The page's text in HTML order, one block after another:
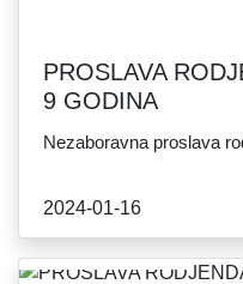
PROSLAVA
9 GODINA
Nezaboravna proslava
2024-01-16